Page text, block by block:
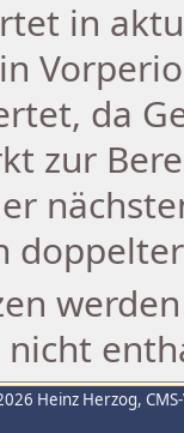
in
da
zur
Heinz Herzog,